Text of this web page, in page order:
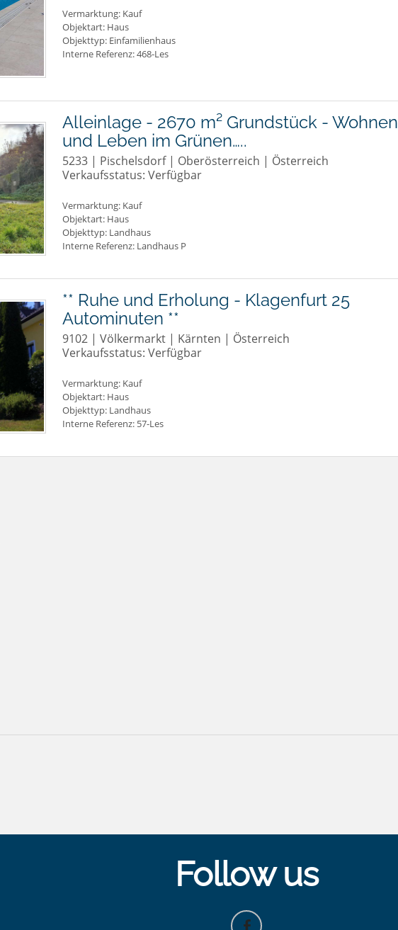
Vermarktung: Kauf
Objektart: Haus
Objekttyp: Einfamilienhaus
Interne Referenz: 468-Les
Alleinlage - 2670 m² Grundstück - Wohnen
und Leben im Grünen…..
5233 | Pischelsdorf | Oberösterreich | Österreich
Verkaufsstatus: Verfügbar
Vermarktung: Kauf
Objektart: Haus
Objekttyp: Landhaus
Interne Referenz: Landhaus P
** Ruhe und Erholung - Klagenfurt 25
Autominuten **
9102 | Völkermarkt | Kärnten | Österreich
Verkaufsstatus: Verfügbar
Vermarktung: Kauf
Objektart: Haus
Objekttyp: Landhaus
Interne Referenz: 57-Les
Follow us